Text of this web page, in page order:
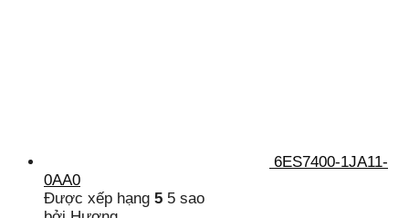
6ES7400-1JA11-
0AA0
Được xếp hạng 5 5 sao